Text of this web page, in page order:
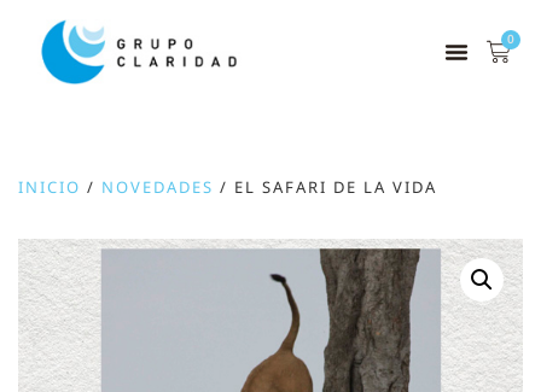
0
INICIO / NOVEDADES / EL SAFARI DE LA VIDA